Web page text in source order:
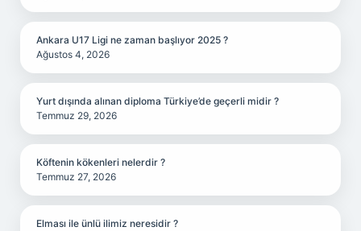
Ankara U17 Ligi ne zaman başlıyor 2025 ?
Ağustos 4, 2026
Yurt dışında alınan diploma Türkiye’de geçerli midir ?
Temmuz 29, 2026
Köftenin kökenleri nelerdir ?
Temmuz 27, 2026
Elması ile ünlü ilimiz neresidir ?